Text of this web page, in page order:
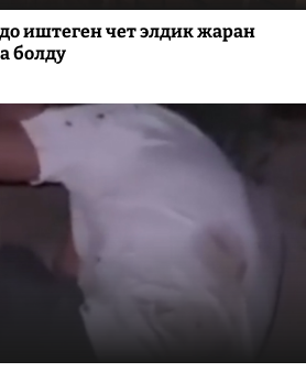
иштеген чет элдик жаран
болду